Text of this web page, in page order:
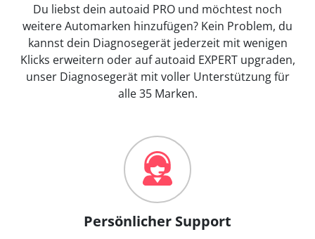
Du liebst dein autoaid PRO und möchtest noch
weitere Automarken hinzufügen? Kein Problem, du
kannst dein Diagnosegerät jederzeit mit wenigen
Klicks erweitern oder auf autoaid EXPERT upgraden,
unser Diagnosegerät mit voller Unterstützung für
alle 35 Marken.
Persönlicher Support